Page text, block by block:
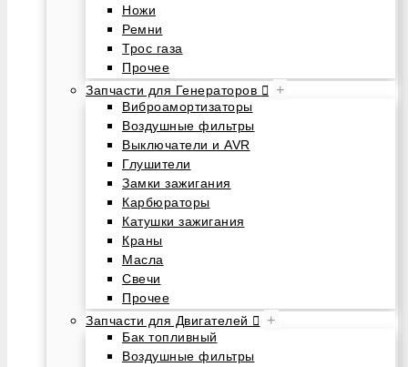
Ножи
Ремни
Трос газа
Прочее
Запчасти для Генераторов
+
Виброамортизаторы
Воздушные фильтры
Выключатели и AVR
Глушители
Замки зажигания
Карбюраторы
Катушки зажигания
Краны
Масла
Свечи
Прочее
Запчасти для Двигателей
+
Бак топливный
Воздушные фильтры